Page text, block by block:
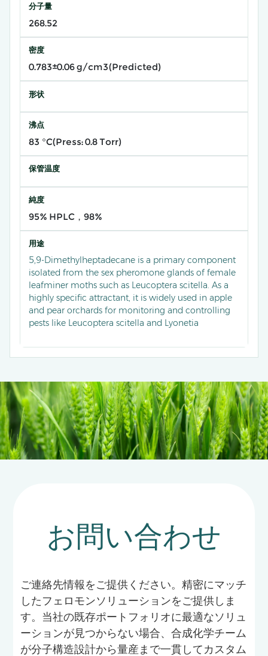
分子量
268.52
密度
0.783±0.06 g/cm3(Predicted)
形状
沸点
83 °C(Press: 0.8 Torr)
保管温度
純度
95% HPLC，98%
用途
5,9-Dimethylheptadecane is a primary component
isolated from the sex pheromone glands of female
leafminer moths such as Leucoptera scitella. As a
highly specific attractant, it is widely used in apple
and pear orchards for monitoring and controlling
pests like Leucoptera scitella and Lyonetia
お問い合わせ
ご連絡先情報をご提供ください。精密にマッチ
したフェロモンソリューションをご提供しま
す。当社の既存ポートフォリオに最適なソリュ
ーションが見つからない場合、合成化学チーム
が分子構造設計から量産まで一貫してカスタム